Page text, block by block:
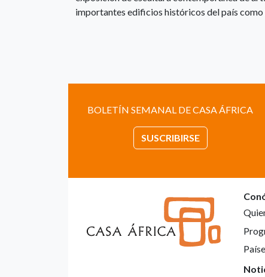
importantes edificios históricos del país
BOLETÍN SEMANAL DE CASA ÁFRICA
SUSCRIBIRSE